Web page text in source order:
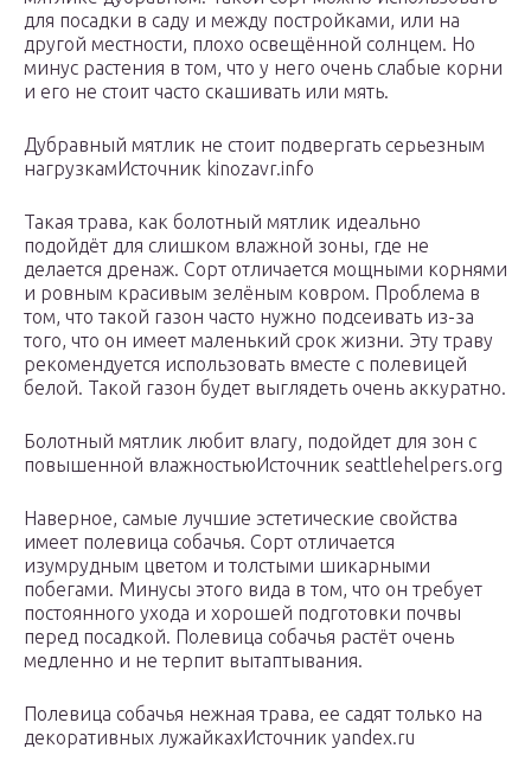
для посадки в саду и между постройками, или на
другой местности, плохо освещённой солнцем. Но
минус растения в том, что у него очень слабые корни
и его не стоит часто скашивать или мять.
Дубравный мятлик не стоит подвергать серьезным
нагрузкамИсточник kinozavr.info
Такая трава, как болотный мятлик идеально
подойдёт для слишком влажной зоны, где не
делается дренаж. Сорт отличается мощными корнями
и ровным красивым зелёным ковром. Проблема в
том, что такой газон часто нужно подсеивать из-за
того, что он имеет маленький срок жизни. Эту траву
рекомендуется использовать вместе с полевицей
белой. Такой газон будет выглядеть очень аккуратно.
Болотный мятлик любит влагу, подойдет для зон с
повышенной влажностьюИсточник seattlehelpers.org
Наверное, самые лучшие эстетические свойства
имеет полевица собачья. Сорт отличается
изумрудным цветом и толстыми шикарными
побегами. Минусы этого вида в том, что он требует
постоянного ухода и хорошей подготовки почвы
перед посадкой. Полевица собачья растёт очень
медленно и не терпит вытаптывания.
Полевица собачья нежная трава, ее садят только на
декоративных лужайкахИсточник yandex.ru